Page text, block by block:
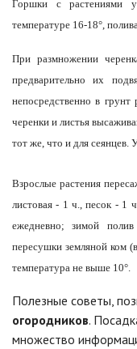
Горшки с растениями
температуре 16-18°,
При размножении
предварительно их
непосредственно в
черенки и листья
тот же, что и для сеянцев.
Взрослые растения
листовая - 1 ч., песок - 1
ежедневно; зимой
пересушки земляной ком
температура не выше 10°.
Полезные советы,
огородников.
множество